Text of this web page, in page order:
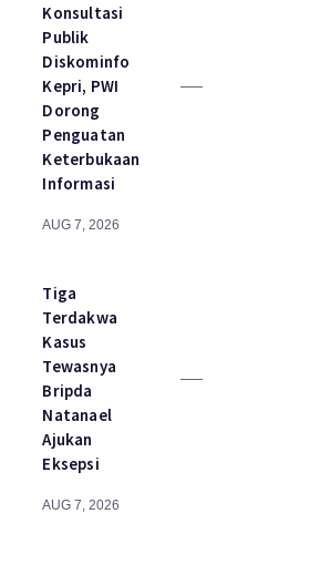
Konsultasi
Publik
Diskominfo
Kepri, PWI
Dorong
Penguatan
Keterbukaan
Informasi
AUG 7, 2026
Tiga
Terdakwa
Kasus
Tewasnya
Bripda
Natanael
Ajukan
Eksepsi
AUG 7, 2026